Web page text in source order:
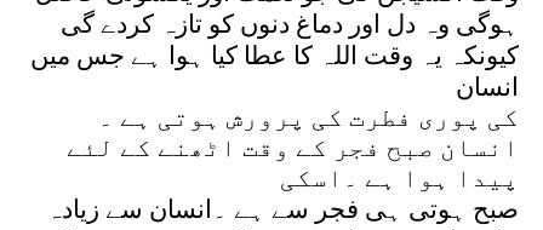
ہوگی وہ دل اور دماغ دنوں کو تازہ کردے گی
کیونکہ یہ وقت اللہ کا عطا کیا ہوا ہے جس میں
انسان
کی پوری فطرت کی پرورش ہوتی ہے ۔
انسان صبح فجر کے وقت اٹھنے کے لئے
پیدا ہوا ہے ۔اسکی
صبح ہوتی ہی فجر سے ہے ۔انسان سے زیادہ